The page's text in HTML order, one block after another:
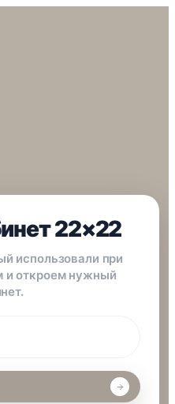
22×22
использовали при
и откроем нужный